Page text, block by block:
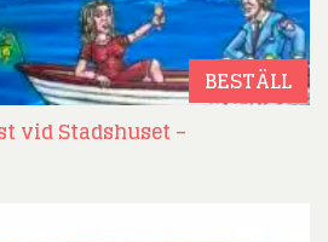
BESTÄLL
vid Stadshuset –